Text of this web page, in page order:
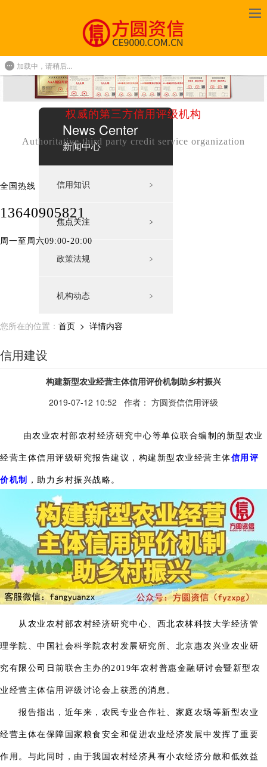
权威的第三方信用评级机构
Authoritative third party credit service organization
全国热线
13640905821
周一至周六09:00-20:00
News Center
新闻中心
信用知识 ﹥
焦点关注 ﹥
政策法规 ﹥
机构动态 ﹥
您所在的位置： 首页 > 详情内容
信用建设
构建新型农业经营主体信用评价机制助乡村振兴
2019-07-12 10:52
作者： 方圆资信信用评级
由农业农村部农村经济研究中心等单位联合编制的新型农业
经营主体信用评级研究报告建议，构建新型农业经营主体信用评
价机制 ，助力乡村振兴战略。
从农业农村部农村经济研究中心、西北农林科技大学经济管
理学院、中国社会科学院农村发展研究所、北京惠农兴业农业研
究有限公司日前联合主办的2019年农村普惠金融研讨会暨新型农
业经营主体信用评级讨论会上获悉的消息。
报告指出，近年来，农民专业合作社、家庭农场等新型农业
经营主体在保障国家粮食安全和促进农业经济发展中发挥了重要
作用。与此同时，由于我国农村经济具有小农经济分散和低效益
加载中，请稍后...